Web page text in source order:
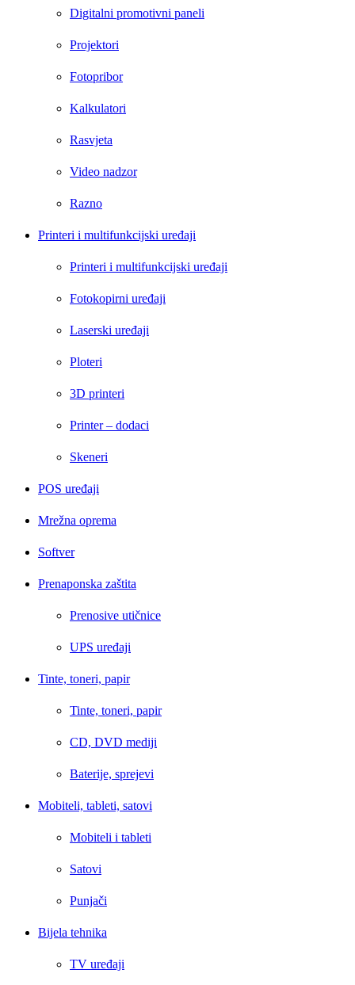
Digitalni promotivni paneli
Projektori
Fotopribor
Kalkulatori
Rasvjeta
Video nadzor
Razno
Printeri i multifunkcijski uređaji
Printeri i multifunkcijski uređaji
Fotokopirni uređaji
Laserski uređaji
Ploteri
3D printeri
Printer – dodaci
Skeneri
POS uređaji
Mrežna oprema
Softver
Prenaponska zaštita
Prenosive utičnice
UPS uređaji
Tinte, toneri, papir
Tinte, toneri, papir
CD, DVD mediji
Baterije, sprejevi
Mobiteli, tableti, satovi
Mobiteli i tableti
Satovi
Punjači
Bijela tehnika
TV uređaji